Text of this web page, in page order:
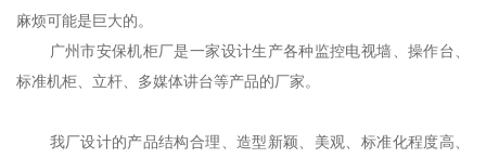
麻烦可能是巨大的。
广州市安保机柜厂是一家设计生产各种监控电视墙、操作台、
标准机柜、立杆、多媒体讲台等产品的厂家。
我厂设计的产品结构合理、造型新颖、美观、标准化程度高、